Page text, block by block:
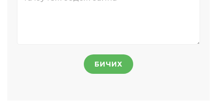
БИЧИХ